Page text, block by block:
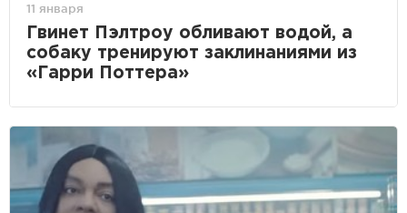
11 января
Гвинет Пэлтроу обливают водой, а
собаку тренируют заклинаниями из
«Гарри Поттера»